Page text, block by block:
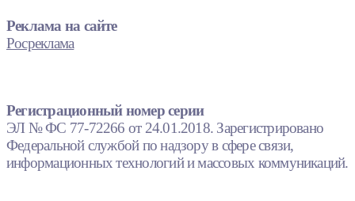
Реклама на сайте
Росреклама
Регистрационный номер серии
ЭЛ № ФС 77-72266 от 24.01.2018. Зарегистрировано
Федеральной службой по надзору в сфере связи,
информационных технологий и массовых коммуникаций.